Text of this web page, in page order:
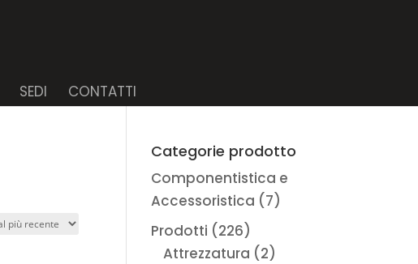
SEDI CONTATTI
Categorie prodotto
Componentistica e
Accessoristica (7)
Prodotti (226)
Attrezzatura (2)